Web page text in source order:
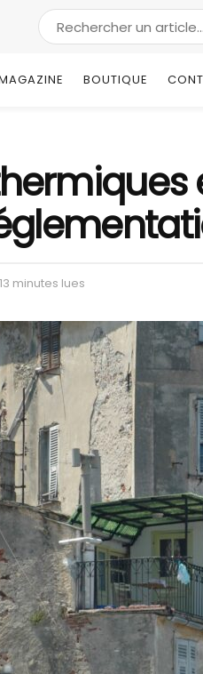
BOUTIQUE
minutes lues